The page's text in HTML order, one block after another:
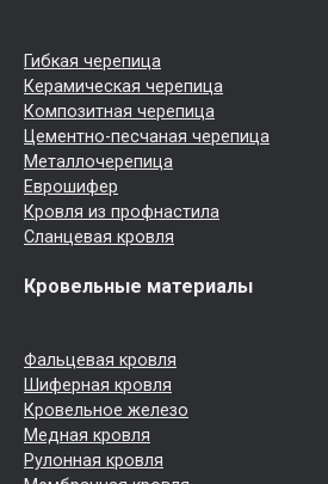
Гибкая черепица
Керамическая черепица
Композитная черепица
Цементно-песчаная черепица
Металлочерепица
Еврошифер
Кровля из профнастила
Сланцевая кровля
Кровельные материалы
Фальцевая кровля
Шиферная кровля
Кровельное железо
Медная кровля
Рулонная кровля